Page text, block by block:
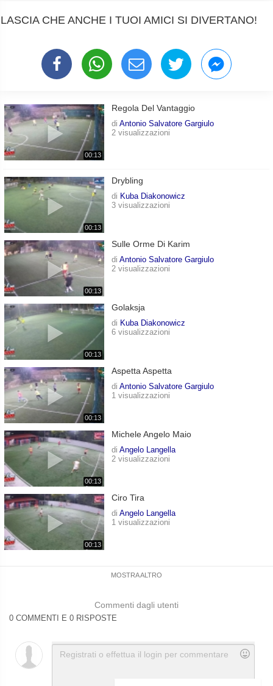
LASCIA CHE ANCHE I TUOI AMICI SI DIVERTANO!
00:13
Regola Del Vantaggio
di Antonio Salvatore Gargiulo
2 visualizzazioni
00:13
Drybling
di Kuba Diakonowicz
3 visualizzazioni
00:13
Sulle Orme Di Karim
di Antonio Salvatore Gargiulo
2 visualizzazioni
00:13
Golaksja
di Kuba Diakonowicz
6 visualizzazioni
00:13
Aspetta Aspetta
di Antonio Salvatore Gargiulo
1 visualizzazioni
00:13
Michele Angelo Maio
di Angelo Langella
2 visualizzazioni
00:13
Ciro Tira
di Angelo Langella
1 visualizzazioni
MOSTRA ALTRO
Commenti dagli utenti
0 COMMENTI E 0 RISPOSTE